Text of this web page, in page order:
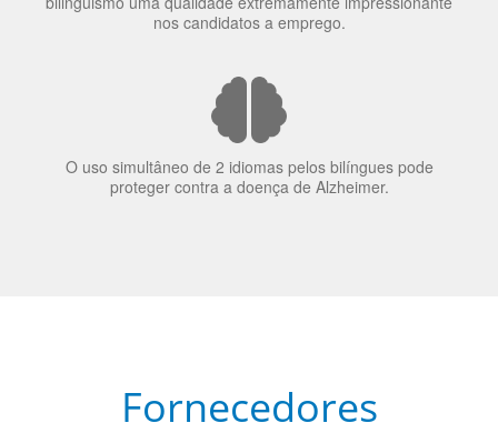
70% dos recrutadores de emprego consideram o
nos candidatos a emprego.